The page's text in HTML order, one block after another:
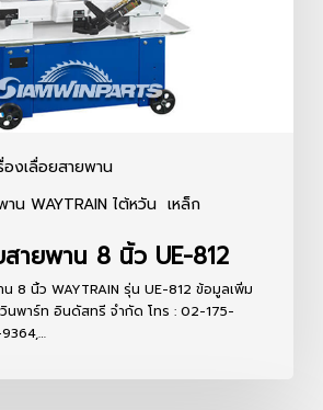
องเลื่อยสายพาน
าน WAYTRAIN ไต้หวัน เหล็ก
สายพาน 8 นิ้ว UE-812
8 นิ้ว WAYTRAIN รุ่น UE-812 ข้อมูลเพิ่ม
นพาร์ท อินดัสทรี จำกัด โทร : 02-175-